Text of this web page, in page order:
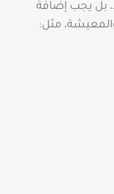
بل يجب إضافة
والمعيشة، مثل: